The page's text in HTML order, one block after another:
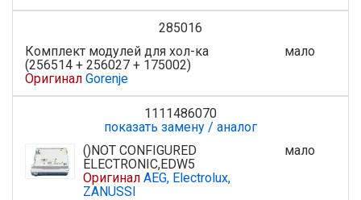
285016
Комплект модулей для хол-ка
(256514 + 256027 + 175002)
Оригинал Gorenje
мало
1111486070
показать замену / аналог
()NOT CONFIGURED
ELECTRONIC,EDW5
Оригинал AEG, Electrolux,
ZANUSSI
мало